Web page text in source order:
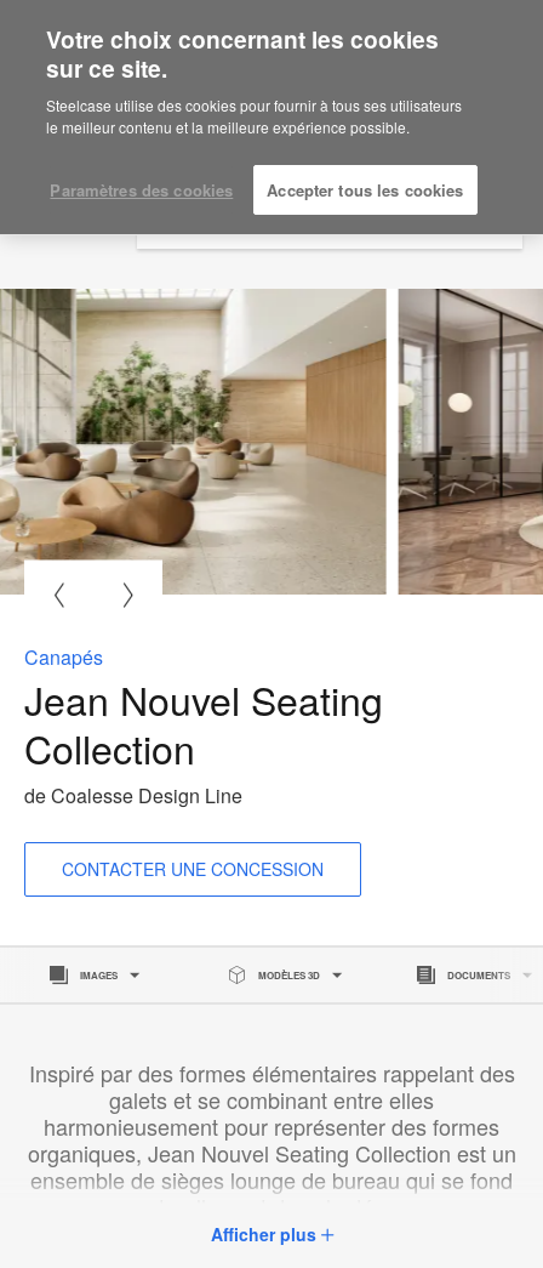
Are you in United States?
Would you like to see Products we sell in
your region?
English
Español
Canapés
Jean Nouvel Seating
Collection
de Coalesse Design Line
CONTACTER UNE CONCESSION
IMAGES MODÈLES 3D DOCUMENTS
Inspiré par des formes élémentaires rappelant des
galets et se combinant entre elles
harmonieusement pour représenter des formes
organiques, Jean Nouvel Seating Collection est un
ensemble de sièges lounge de bureau qui se fond
Afficher plus
Votre choix concernant les cookies
sur ce site.
Steelcase utilise des cookies pour fournir à tous ses utilisateurs
le meilleur contenu et la meilleure expérience possible.
Paramètres des cookies Accepter tous les cookies